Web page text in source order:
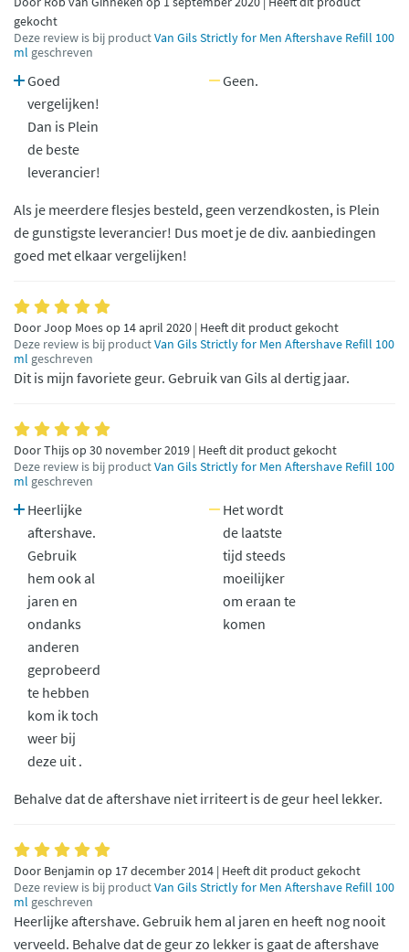
gekocht
Deze review is bij productVan Gils Strictly for Men Aftershave Refill 100
ml geschreven
Goed
vergelijken!
Dan is Plein
de beste
leverancier!
Geen.
Als je meerdere flesjes besteld, geen verzendkosten, is Plein
de gunstigste leverancier! Dus moet je de div. aanbiedingen
goed met elkaar vergelijken!
Door Joop Moes op 14 april 2020 | Heeft dit product gekocht
Deze review is bij productVan Gils Strictly for Men Aftershave Refill 100
ml geschreven
Dit is mijn favoriete geur. Gebruik van Gils al dertig jaar.
Door Thijs op 30 november 2019 | Heeft dit product gekocht
Deze review is bij productVan Gils Strictly for Men Aftershave Refill 100
ml geschreven
Heerlijke
aftershave.
Gebruik
hem ook al
jaren en
ondanks
anderen
geprobeerd
te hebben
kom ik toch
weer bij
deze uit .
Het wordt
de laatste
tijd steeds
moeilijker
om eraan te
komen
Behalve dat de aftershave niet irriteert is de geur heel lekker.
Door Benjamin op 17 december 2014 | Heeft dit product gekocht
Deze review is bij productVan Gils Strictly for Men Aftershave Refill 100
ml geschreven
Heerlijke aftershave. Gebruik hem al jaren en heeft nog nooit
verveeld. Behalve dat de geur zo lekker is gaat de aftershave